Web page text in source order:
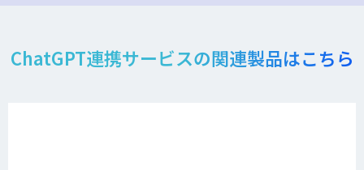
ChatGPT連携サービスの関連製品はこちら